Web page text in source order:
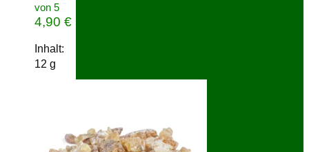
von 5
4,90€
Inhalt:
12g